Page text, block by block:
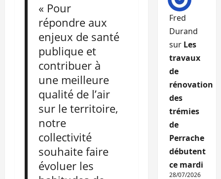
« Pour
répondre aux
enjeux de santé
publique et
contribuer à
une meilleure
qualité de l’air
sur le territoire,
notre
collectivité
souhaite faire
évoluer les
Fred
Durand
sur Les
travaux
de
rénovation
des
trémies
de
Perrache
débutent
ce mardi
28/07/2026